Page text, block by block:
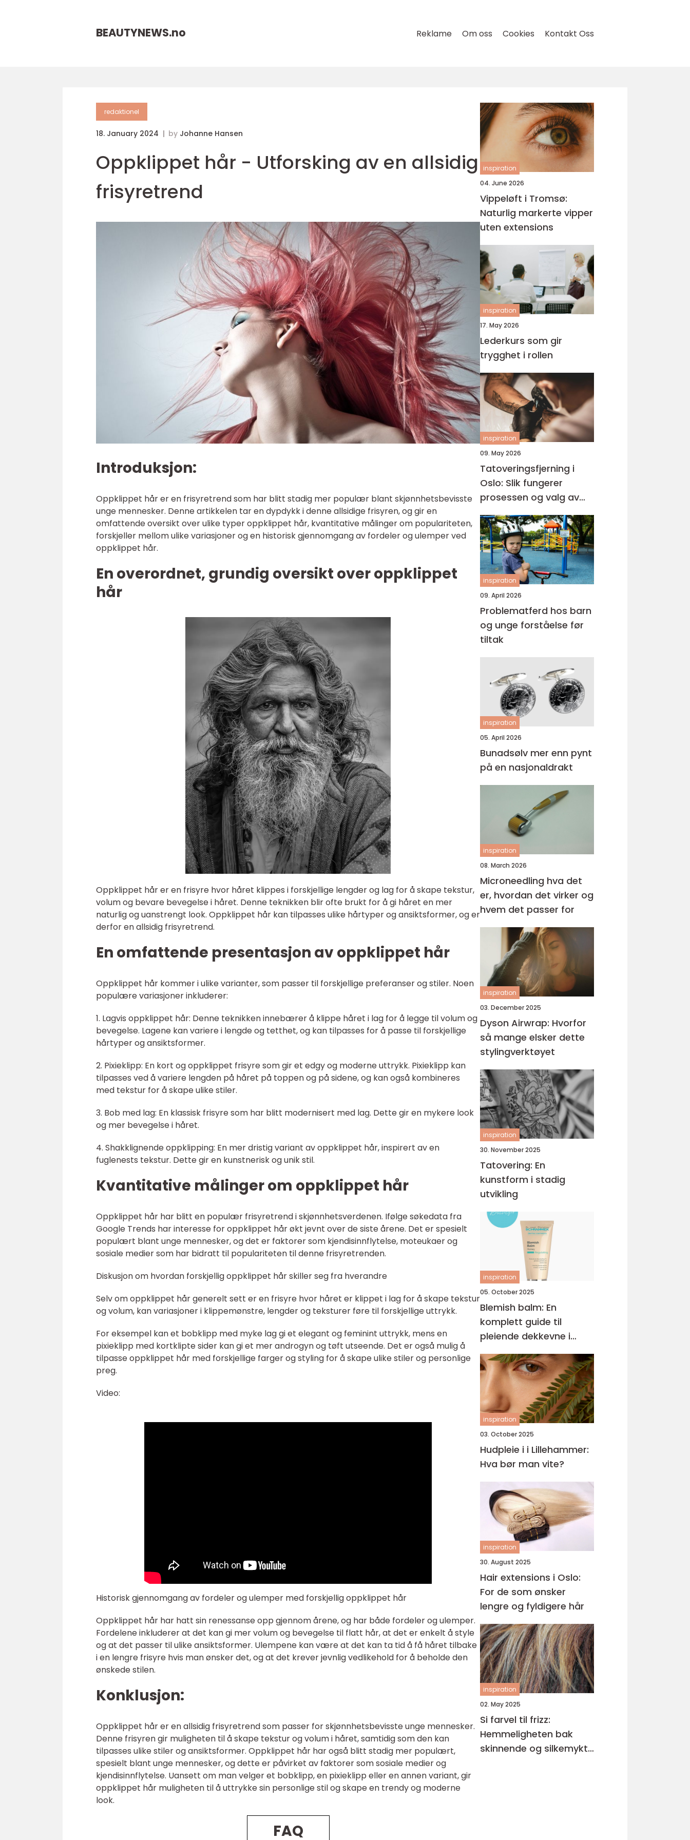
BEAUTYNEWS.no Reklame Om oss Cookies Kontakt Oss
redaktionel
18. January 2024 by Johanne Hansen
Oppklippet hår - Utforsking av en allsidig
frisyretrend
Introduksjon:
Oppklippet hår er en frisyretrend som har blitt stadig mer populær blant skjønnhetsbevisste
unge mennesker. Denne artikkelen tar en dypdykk i denne allsidige frisyren, og gir en
omfattende oversikt over ulike typer oppklippet hår, kvantitative målinger om populariteten,
forskjeller mellom ulike variasjoner og en historisk gjennomgang av fordeler og ulemper ved
oppklippet hår.
En overordnet, grundig oversikt over oppklippet
hår
Oppklippet hår er en frisyre hvor håret klippes i forskjellige lengder og lag for å skape tekstur,
volum og bevare bevegelse i håret. Denne teknikken blir ofte brukt for å gi håret en mer
naturlig og uanstrengt look. Oppklippet hår kan tilpasses ulike hårtyper og ansiktsformer, og er
derfor en allsidig frisyretrend.
En omfattende presentasjon av oppklippet hår
Oppklippet hår kommer i ulike varianter, som passer til forskjellige preferanser og stiler. Noen
populære variasjoner inkluderer:
1. Lagvis oppklippet hår: Denne teknikken innebærer å klippe håret i lag for å legge til volum og
bevegelse. Lagene kan variere i lengde og tetthet, og kan tilpasses for å passe til forskjellige
hårtyper og ansiktsformer.
2. Pixieklipp: En kort og oppklippet frisyre som gir et edgy og moderne uttrykk. Pixieklipp kan
tilpasses ved å variere lengden på håret på toppen og på sidene, og kan også kombineres
med tekstur for å skape ulike stiler.
3. Bob med lag: En klassisk frisyre som har blitt modernisert med lag. Dette gir en mykere look
og mer bevegelse i håret.
4. Shakklignende oppklipping: En mer dristig variant av oppklippet hår, inspirert av en
fuglenests tekstur. Dette gir en kunstnerisk og unik stil.
Kvantitative målinger om oppklippet hår
Oppklippet hår har blitt en populær frisyretrend i skjønnhetsverdenen. Ifølge søkedata fra
Google Trends har interesse for oppklippet hår økt jevnt over de siste årene. Det er spesielt
populært blant unge mennesker, og det er faktorer som kjendisinnflytelse, moteukaer og
sosiale medier som har bidratt til populariteten til denne frisyretrenden.
Diskusjon om hvordan forskjellig oppklippet hår skiller seg fra hverandre
Selv om oppklippet hår generelt sett er en frisyre hvor håret er klippet i lag for å skape tekstur
og volum, kan variasjoner i klippemønstre, lengder og teksturer føre til forskjellige uttrykk.
For eksempel kan et bobklipp med myke lag gi et elegant og feminint uttrykk, mens en
pixieklipp med kortklipte sider kan gi et mer androgyn og tøft utseende. Det er også mulig å
tilpasse oppklippet hår med forskjellige farger og styling for å skape ulike stiler og personlige
preg.
Video:
Historisk gjennomgang av fordeler og ulemper med forskjellig oppklippet hår
Oppklippet hår har hatt sin renessanse opp gjennom årene, og har både fordeler og ulemper.
Fordelene inkluderer at det kan gi mer volum og bevegelse til flatt hår, at det er enkelt å style
og at det passer til ulike ansiktsformer. Ulempene kan være at det kan ta tid å få håret tilbake
i en lengre frisyre hvis man ønsker det, og at det krever jevnlig vedlikehold for å beholde den
ønskede stilen.
Konklusjon:
Oppklippet hår er en allsidig frisyretrend som passer for skjønnhetsbevisste unge mennesker.
Denne frisyren gir muligheten til å skape tekstur og volum i håret, samtidig som den kan
tilpasses ulike stiler og ansiktsformer. Oppklippet hår har også blitt stadig mer populært,
spesielt blant unge mennesker, og dette er påvirket av faktorer som sosiale medier og
kjendisinnflytelse. Uansett om man velger et bobklipp, en pixieklipp eller en annen variant, gir
oppklippet hår muligheten til å uttrykke sin personlige stil og skape en trendy og moderne
look.
FAQ
inspiration
04. June 2026
Vippeløft i Tromsø:
Naturlig markerte vipper
uten extensions
inspiration
17. May 2026
Lederkurs som gir
trygghet i rollen
inspiration
09. May 2026
Tatoveringsfjerning i
Oslo: Slik fungerer
prosessen og valg av
riktig klinikk
inspiration
09. April 2026
Problematferd hos barn
og unge forståelse før
tiltak
inspiration
05. April 2026
Bunadsølv mer enn pynt
på en nasjonaldrakt
inspiration
08. March 2026
Microneedling hva det
er, hvordan det virker og
hvem det passer for
inspiration
03. December 2025
Dyson Airwrap: Hvorfor
så mange elsker dette
stylingverktøyet
inspiration
30. November 2025
Tatovering: En
kunstform i stadig
utvikling
inspiration
05. October 2025
Blemish balm: En
komplett guide til
pleiende dekkevne i
hverdagen
inspiration
03. October 2025
Hudpleie i i Lillehammer:
Hva bør man vite?
inspiration
30. August 2025
Hair extensions i Oslo:
For de som ønsker
lengre og fyldigere hår
inspiration
02. May 2025
Si farvel til frizz:
Hemmeligheten bak
skinnende og silkemykt